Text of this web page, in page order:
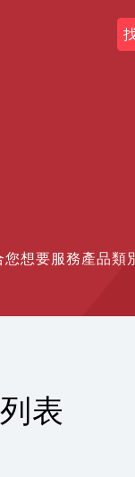
想要服務產品類
表